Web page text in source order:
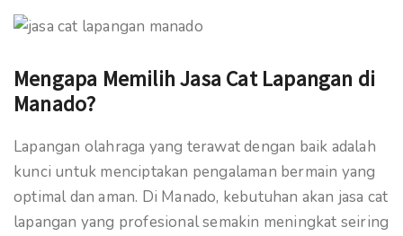
Mengapa Memilih Jasa Cat Lapangan di
Manado?
Lapangan olahraga yang terawat dengan baik adalah
kunci untuk menciptakan pengalaman bermain yang
optimal dan aman. Di Manado, kebutuhan akan jasa cat
lapangan yang profesional semakin meningkat seiring